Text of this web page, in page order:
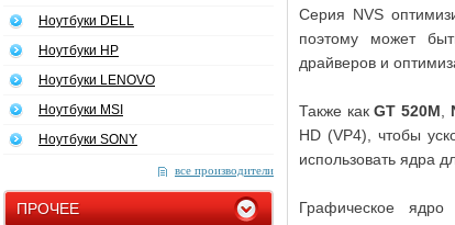
Ноутбуки DELL
Ноутбуки HP
Ноутбуки LENOVO
Ноутбуки MSI
Ноутбуки SONY
все производители
ПРОЧЕЕ
Серия NVS
поэтому может
драйверов и
Также какGT 520M
HD (VP4), чтобы
использовать ядра
Графическое